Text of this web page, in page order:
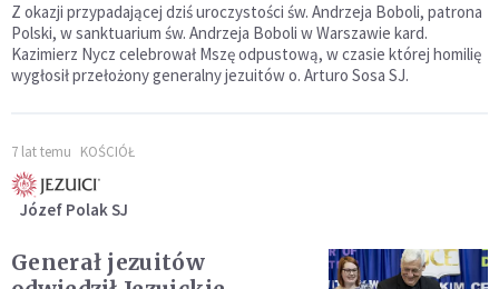
Z okazji przypadającej dziś uroczystości św. Andrzeja Boboli, patrona
Polski, w sanktuarium św. Andrzeja Boboli w Warszawie kard.
Kazimierz Nycz celebrował Mszę odpustową, w czasie której homilię
wygłosił przełożony generalny jezuitów o. Arturo Sosa SJ.
7 lat temu KOŚCIÓŁ
Józef Polak SJ
Generał jezuitów